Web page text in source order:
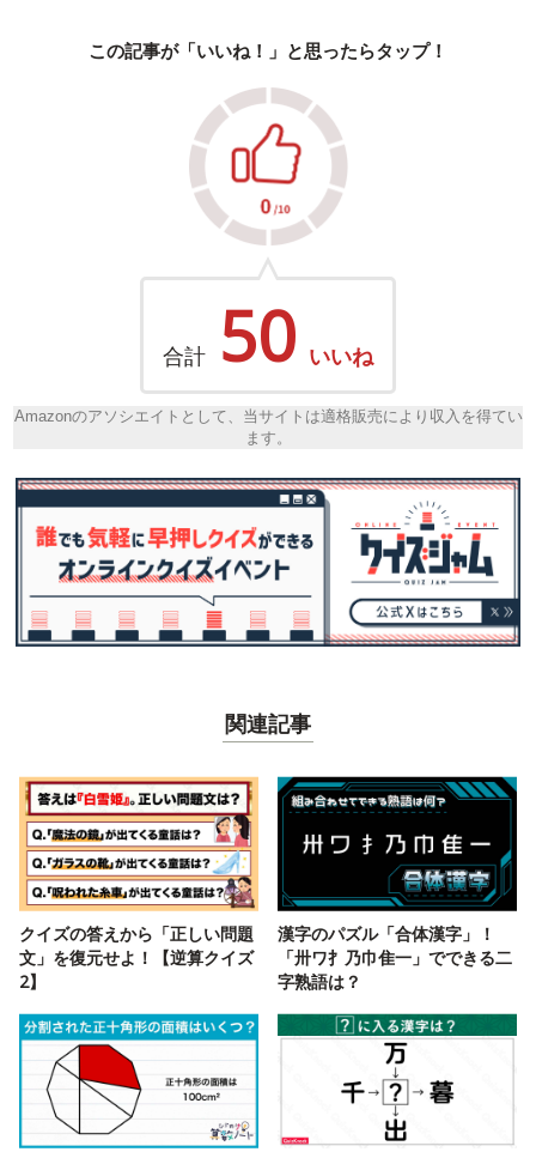
この記事が「いいね！」と思ったらタップ！
合計 50 いいね
Amazonのアソシエイトとして、当サイトは適格販売により収入を得てい
ます。
関連記事
クイズの答えから「正しい問題
文」を復元せよ！【逆算クイズ
2】
漢字のパズル「合体漢字」！
「卅ワ扌乃巾隹一」でできる二
字熟語は？